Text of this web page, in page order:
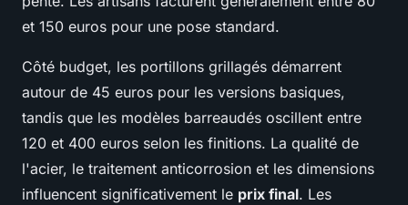
et 150 euros pour une pose standard.
Côté budget, les portillons grillagés démarrent
autour de 45 euros pour les versions basiques,
tandis que les modèles barreaudés oscillent entre
120 et 400 euros selon les finitions. La qualité de
l'acier, le traitement anticorrosion et les dimensions
influencent significativement le prix final. Les